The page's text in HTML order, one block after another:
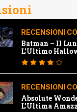
RECENSIONI
Batman – Il
L’Ultimo
RECENSIONI
Absolute
L’Ultima